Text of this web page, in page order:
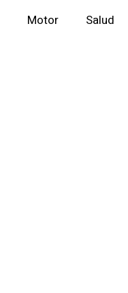
Motor Salud